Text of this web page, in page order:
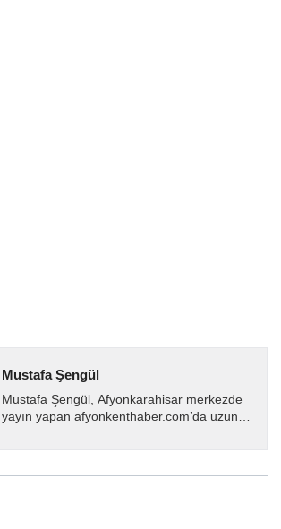
Mustafa Şengül
Mustafa Şengül, Afyonkarahisar merkezde
yayın yapan afyonkenthaber.com’da uzun
almakta, haber akışı...